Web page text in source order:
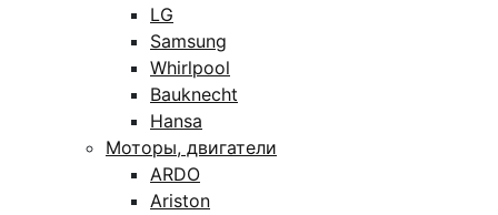
LG
Samsung
Whirlpool
Bauknecht
Hansa
Моторы, двигатели
ARDO
Ariston